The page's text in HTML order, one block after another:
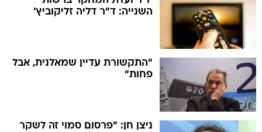
השנייה: ד"ר דליה זליקוביץ'
"התקשורת עדיין שמאלנית, אבל
פחות"
ניצן חן: "פרסום סמוי זה לשקר